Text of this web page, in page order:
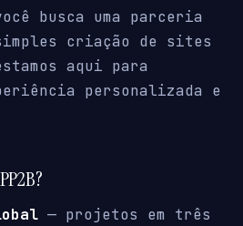
busca uma parceria
criação de sites
aqui para
personalizada e
— projetos em três